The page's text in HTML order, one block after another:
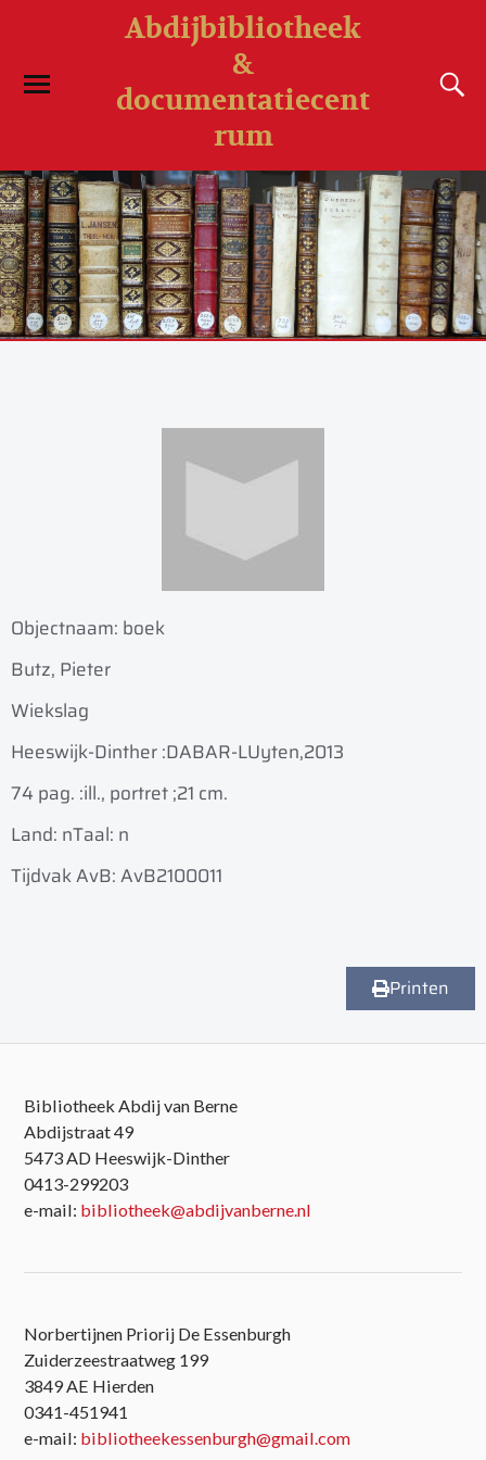
Abdijbibliotheek
&
documentatiecent
rum
Objectnaam: boek
Butz, Pieter
Wiekslag
Heeswijk-Dinther :DABAR-LUyten,2013
74 pag. :ill., portret ;21 cm.
Land: nTaal: n
Tijdvak AvB: AvB2100011
Printen
Bibliotheek Abdij van Berne
Abdijstraat 49
5473 AD Heeswijk-Dinther
0413-299203
e-mail: bibliotheek@abdijvanberne.nl
Norbertijnen Priorij De Essenburgh
Zuiderzeestraatweg 199
3849 AE Hierden
0341-451941
e-mail: bibliotheekessenburgh@gmail.com